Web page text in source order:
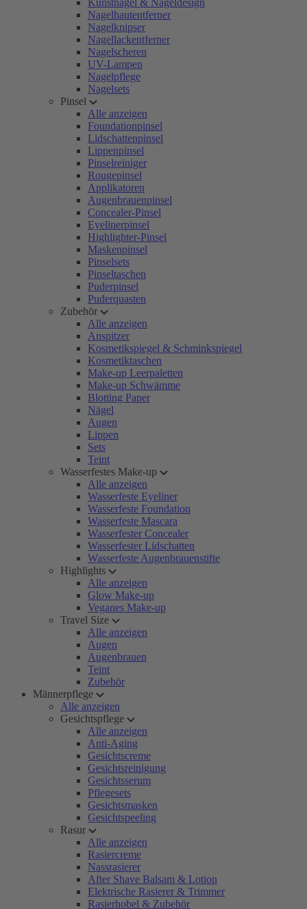
Kunstnägel & Nageldesign
Nagelhautentferner
Nagelknipser
Nagellackentferner
Nagelscheren
UV-Lampen
Nagelpflege
Nagelsets
Pinsel
Alle anzeigen
Foundationpinsel
Lidschattenpinsel
Lippenpinsel
Pinselreiniger
Rougepinsel
Applikatoren
Augenbrauenpinsel
Concealer-Pinsel
Eyelinerpinsel
Highlighter-Pinsel
Maskenpinsel
Pinselsets
Pinseltaschen
Puderpinsel
Puderquasten
Zubehör
Alle anzeigen
Anspitzer
Kosmetikspiegel & Schminkspiegel
Kosmetiktaschen
Make-up Leerpaletten
Make-up Schwämme
Blotting Paper
Nägel
Augen
Lippen
Sets
Teint
Wasserfestes Make-up
Alle anzeigen
Wasserfeste Eyeliner
Wasserfeste Foundation
Wasserfeste Mascara
Wasserfester Concealer
Wasserfester Lidschatten
Wasserfeste Augenbrauenstifte
Highlights
Alle anzeigen
Glow Make-up
Veganes Make-up
Travel Size
Alle anzeigen
Augen
Augenbrauen
Teint
Zubehör
Männerpflege
Alle anzeigen
Gesichtspflege
Alle anzeigen
Anti-Aging
Gesichtscreme
Gesichtsreinigung
Gesichtsserum
Pflegesets
Gesichtsmasken
Gesichtspeeling
Rasur
Alle anzeigen
Rasiercreme
Nassrasierer
After Shave Balsam & Lotion
Elektrische Rasierer & Trimmer
Rasierhobel & Zubehör